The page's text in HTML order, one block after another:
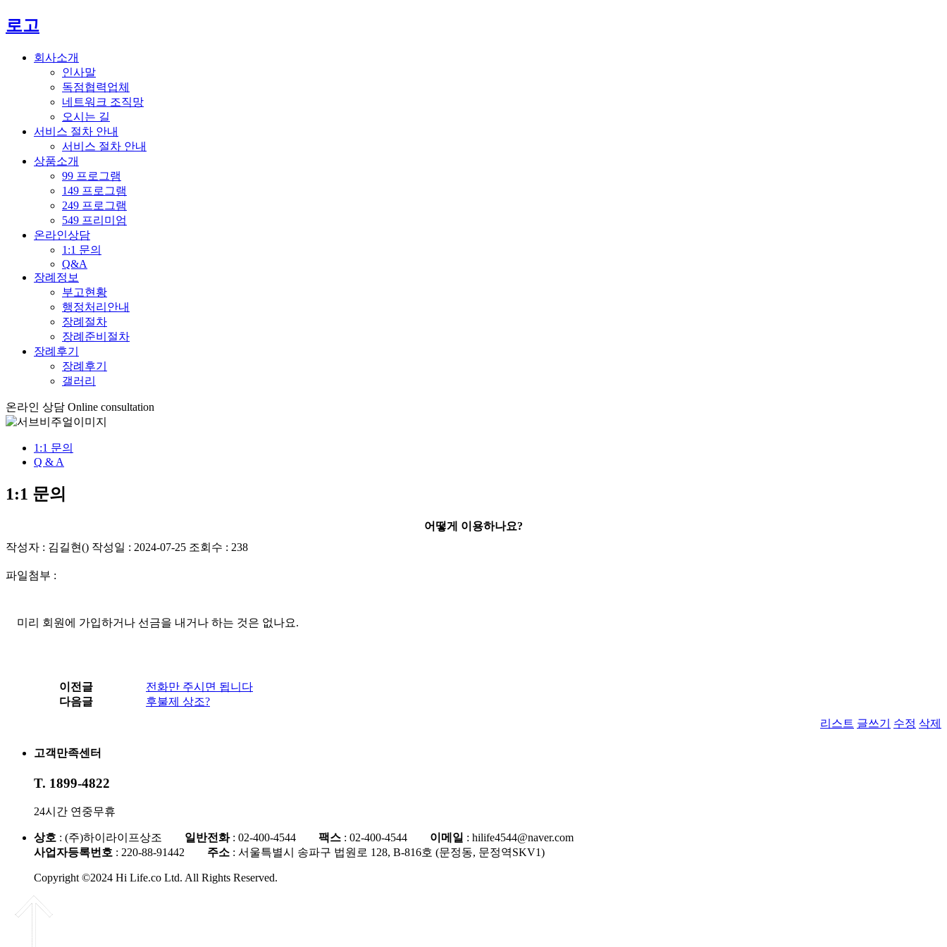
로고
회사소개
인사말
독점협력업체
네트워크 조직망
오시는 길
서비스 절차 안내
서비스 절차 안내
상품소개
99 프로그램
149 프로그램
249 프로그램
549 프리미엄
온라인상담
1:1 문의
Q&A
장례정보
부고현황
행정처리안내
장례절차
장례준비절차
장례후기
장례후기
갤러리
온라인 상담 Online consultation
1:1 문의
Q & A
1:1 문의
어떻게 이용하나요?
작성자 : 김길현() 작성일 : 2024-07-25 조회수 : 238
파일첨부 :
미리 회원에 가입하거나 선금을 내거나 하는 것은 없나요.
이전글
전화만 주시면 됩니다
다음글
후불제 상조?
리스트 글쓰기 수정 삭제
고객만족센터
T. 1899-4822
24시간 연중무휴
상호 : (주)하이라이프상조 일반전화: 02-400-4544 팩스 : 02-400-4544 이메일 : hilife4544@naver.com
사업자등록번호 : 220-88-91442 주소 : 서울특별시 송파구 법원로 128, B-816호 (문정동, 문정역SKV1)
Copyright ©2024 Hi Life.co Ltd. All Rights Reserved.